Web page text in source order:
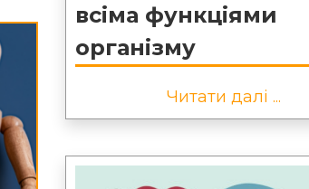
всіма функціями
організму
Читати далі ...